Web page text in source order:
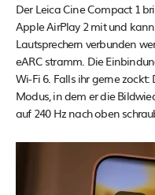
Der Leica Cine Compact 1
Apple AirPlay 2 mit und
Lautsprechern verbunden
eARC stramm. Die
Wi-Fi 6. Falls ihr gerne
Modus, in dem er die
auf 240 Hz nach oben